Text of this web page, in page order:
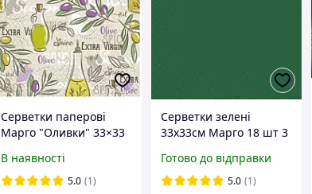
Серветки паперові
Марго "Оливки" 33×33
В наявності
5.0 (1)
Серветки зелені
33х33см Марго 18 шт 3
Готово до відправки
5.0 (1)